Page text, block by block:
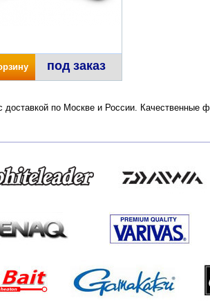
под заказ
доставкой по Москве и России. Качественные